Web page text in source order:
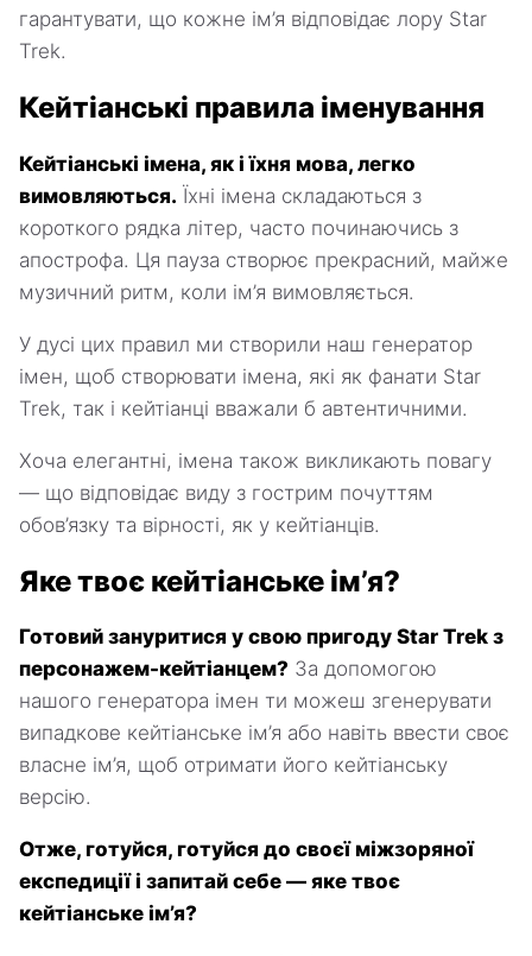
гарантувати, що кожне ім’я відповідає лору Star
Trek.
Кейтіанські правила іменування
Кейтіанські імена, як і їхня мова, легко
вимовляються. Їхні імена складаються з
короткого рядка літер, часто починаючись з
апострофа. Ця пауза створює прекрасний, майже
музичний ритм, коли ім’я вимовляється.
У дусі цих правил ми створили наш генератор
імен, щоб створювати імена, які як фанати Star
Trek, так і кейтіанці вважали б автентичними.
Хоча елегантні, імена також викликають повагу
— що відповідає виду з гострим почуттям
обов’язку та вірності, як у кейтіанців.
Яке твоє кейтіанське ім’я?
Готовий зануритися у свою пригоду Star Trek з
персонажем-кейтіанцем? За допомогою
нашого генератора імен ти можеш згенерувати
випадкове кейтіанське ім’я або навіть ввести своє
власне ім’я, щоб отримати його кейтіанську
версію.
Отже, готуйся, готуйся до своєї міжзоряної
експедиції і запитай себе — яке твоє
кейтіанське ім’я?